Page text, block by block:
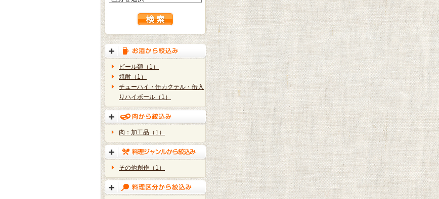
ビール類（1）
焼酎（1）
チューハイ・缶カクテル・缶入
りハイボール（1）
肉：加工品（1）
その他創作（1）